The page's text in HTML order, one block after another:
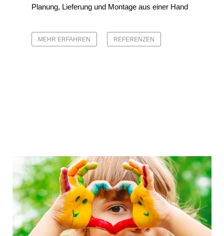
Planung, Lieferung und Montage aus einer Hand
MEHR ERFAHREN REFERENZEN